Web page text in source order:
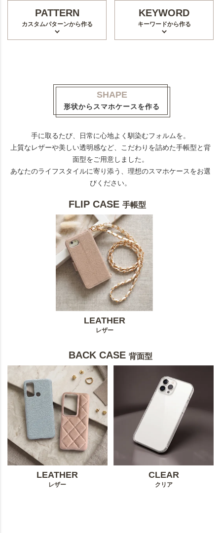
PATTERN
カスタムパターンから作る
KEYWORD
キーワードから作る
SHAPE
形状からスマホケースを作る
手に取るたび、日常に心地よく馴染むフォルムを。
上質なレザーや美しい透明感など、こだわりを詰めた手帳型と背
面型をご用意しました。
あなたのライフスタイルに寄り添う、理想のスマホケースをお選
びください。
FLIP CASE手帳型
LEATHER
レザー
BACK CASE 背面型
LEATHER
レザー
CLEAR
クリア